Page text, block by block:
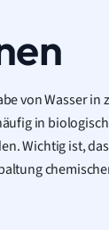
von Wasser in
in
Wichtig ist,